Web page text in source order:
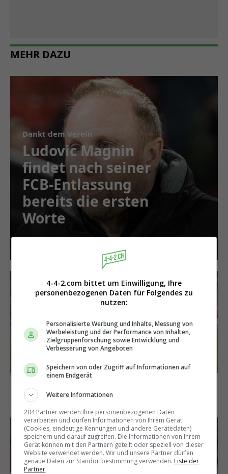
MEHR DAZU
Dankt dem Verein
Ludovic Magnin
findet nach seiner
FCB-Entlassung
bereits die ersten
Worte
Verstärkung für die Offensive?
Exklusiv: Vaduz hat FCB-Stürmer Kaio
Eduardo wieder auf dem Zettel
4-4-2.com bittet um Einwilligung, Ihre
personenbezogenen Daten für Folgendes zu
nutzen:
Personalisierte Werbung und Inhalte, Messung von
Werbeleistung und der Performance von Inhalten,
Zielgruppenforschung sowie Entwicklung und
Verbesserung von Angeboten
Speichern von oder Zugriff auf Informationen auf
einem Endgerät
Weitere Informationen
204 Partner werden Ihre personenbezogenen Daten
verarbeiten und dürfen Informationen von Ihrem Gerät
(Cookies, eindeutige Kennungen und andere Gerätedaten)
speichern und darauf zugreifen. Die Informationen von Ihrem
Gerät können mit den Partnern geteilt oder speziell von dieser
Website verwendet werden. Wir und unsere Partner dürfen
genaue Daten zur Standortbestimmung verwenden. Liste der
Partner